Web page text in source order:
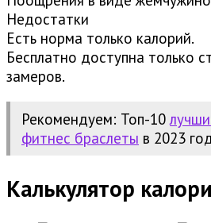
Недостатки
Есть норма только калорий.
Бесплатно доступна только
замеров.
Рекомендуем: Топ-10
фитнес браслеты в 2023
Калькулятор